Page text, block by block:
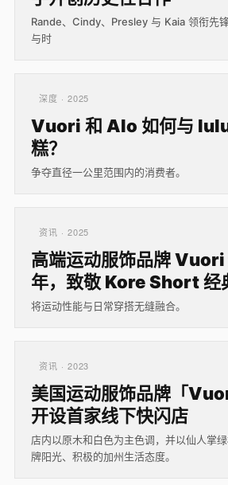
Rande、Cindy、Presley 与 Kaia 领衔先
与时
深度 · 2025
Vuori 和 Alo 如何与
糕？
争夺直径一公里范围内的消费者。
资讯 · 2025
高端运动服饰品牌 Vuori
年，致敬 Kore Short 经
将运动性能与日常穿搭无缝融合。
资讯 · 2023
美国运动服饰品牌「
开设首家线下快闪店
店内以原木和白色为主色调，并以仙人掌
牌阳光、积极的加州生活态度。